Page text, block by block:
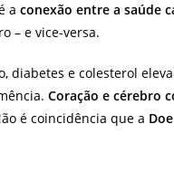
a conexão entre a saúde
– e vice-versa.
diabetes e colesterol
Coração e cérebro
é coincidência que a